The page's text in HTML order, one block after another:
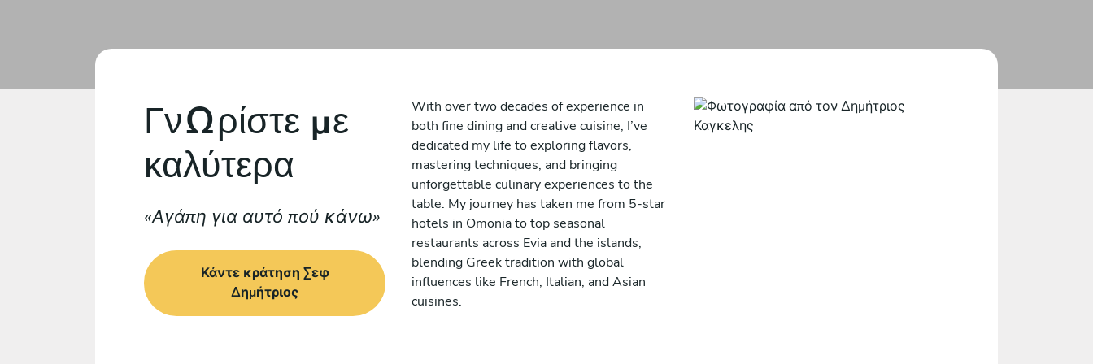
Γνωρίστε με
καλύτερα
Αγάπη για αυτό πού κάνω
Κάντε κράτηση Σεφ
Δημήτριος
With over two decades of experience in
both fine dining and creative cuisine, I’ve
dedicated my life to exploring flavors,
mastering techniques, and bringing
unforgettable culinary experiences to the
table. My journey has taken me from 5-star
hotels in Omonia to top seasonal
restaurants across Evia and the islands,
blending Greek tradition with global
influences like French, Italian, and Asian
cuisines.